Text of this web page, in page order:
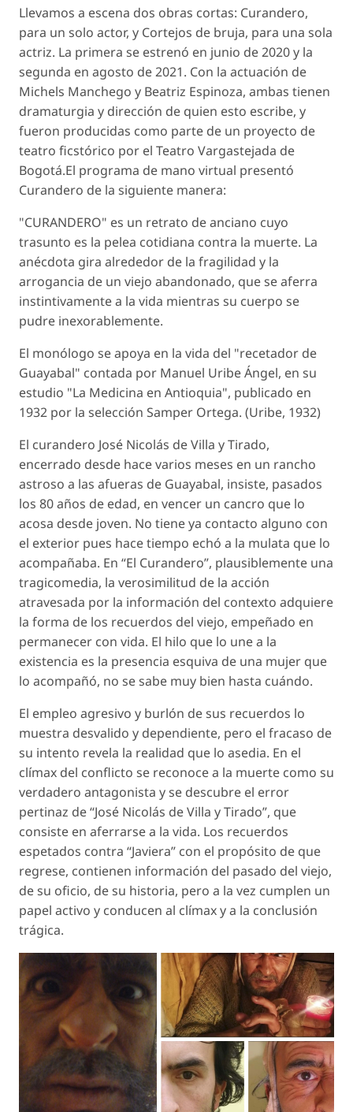
Llevamos a escena dos obras cortas: Curandero,
para un solo actor, y Cortejos de bruja, para una sola
actriz. La primera se estrenó en junio de 2020 y la
segunda en agosto de 2021. Con la actuación de
Michels Manchego y Beatriz Espinoza, ambas tienen
dramaturgia y dirección de quien esto escribe, y
fueron producidas como parte de un proyecto de
teatro ficstórico por el Teatro Vargastejada de
Bogotá.El programa de mano virtual presentó
Curandero de la siguiente manera:
"CURANDERO" es un retrato de anciano cuyo
trasunto es la pelea cotidiana contra la muerte. La
anécdota gira alrededor de la fragilidad y la
arrogancia de un viejo abandonado, que se aferra
instintivamente a la vida mientras su cuerpo se
pudre inexorablemente.
El monólogo se apoya en la vida del "recetador de
Guayabal" contada por Manuel Uribe Ángel, en su
estudio "La Medicina en Antioquia", publicado en
1932 por la selección Samper Ortega. (Uribe, 1932)
El curandero José Nicolás de Villa y Tirado,
encerrado desde hace varios meses en un rancho
astroso a las afueras de Guayabal, insiste, pasados
los 80 años de edad, en vencer un cancro que lo
acosa desde joven. No tiene ya contacto alguno con
el exterior pues hace tiempo echó a la mulata que lo
acompañaba. En “El Curandero”, plausiblemente una
tragicomedia, la verosimilitud de la acción
atravesada por la información del contexto adquiere
la forma de los recuerdos del viejo, empeñado en
permanecer con vida. El hilo que lo une a la
existencia es la presencia esquiva de una mujer que
lo acompañó, no se sabe muy bien hasta cuándo.
El empleo agresivo y burlón de sus recuerdos lo
muestra desvalido y dependiente, pero el fracaso de
su intento revela la realidad que lo asedia. En el
clímax del conflicto se reconoce a la muerte como su
verdadero antagonista y se descubre el error
pertinaz de “José Nicolás de Villa y Tirado”, que
consiste en aferrarse a la vida. Los recuerdos
espetados contra “Javiera” con el propósito de que
regrese, contienen información del pasado del viejo,
de su oficio, de su historia, pero a la vez cumplen un
papel activo y conducen al clímax y a la conclusión
trágica.